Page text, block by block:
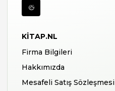
KITAP.NL
Firma Bilgileri
Hakkımızda
Mesafeli Satış Sözleşmesi